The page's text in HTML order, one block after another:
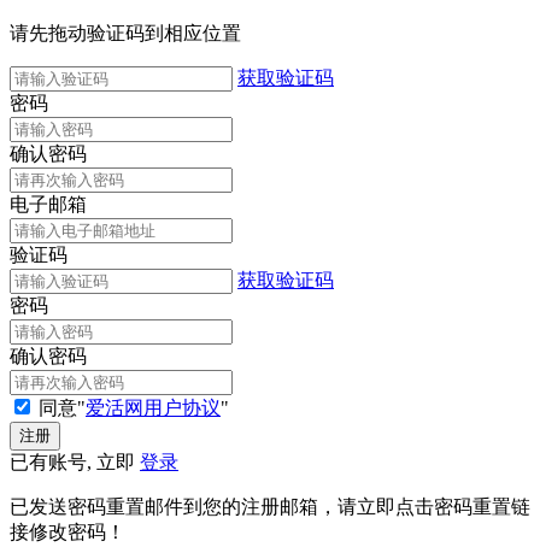
请先拖动验证码到相应位置
获取验证码
密码
确认密码
电子邮箱
验证码
获取验证码
密码
确认密码
同意"爱活网用户协议"
已有账号, 立即 登录
已发送密码重置邮件到您的注册邮箱，请立即点击密码重置链
接修改密码！